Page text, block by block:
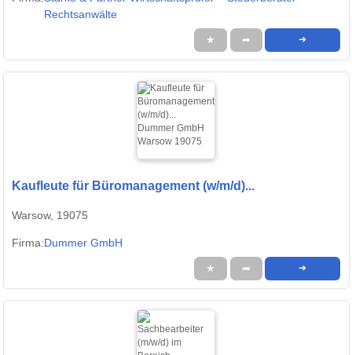
Rechtsanwälte
★ ➦ ➜
Kaufleute für Büromanagement (w/m/d)...
Warsow, 19075
Firma:Dummer GmbH
★ ➦ ➜